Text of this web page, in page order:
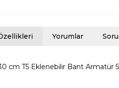
Yorumlar
cm T5 Eklenebilir Bant Armatür